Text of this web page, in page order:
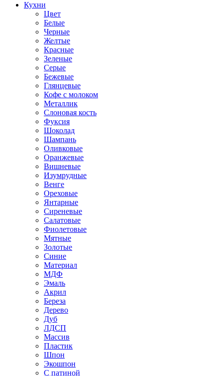
Кухни
Цвет
Белые
Черные
Желтые
Красные
Зеленые
Серые
Бежевые
Глянцевые
Кофе с молоком
Металлик
Слоновая кость
Фуксия
Шоколад
Шампань
Оливковые
Оранжевые
Вишневые
Изумрудные
Венге
Ореховые
Янтарные
Сиреневые
Салатовые
Фиолетовые
Мятные
Золотые
Синие
Материал
МДФ
Эмаль
Акрил
Береза
Дерево
Дуб
ЛДСП
Массив
Пластик
Шпон
Экошпон
С патиной